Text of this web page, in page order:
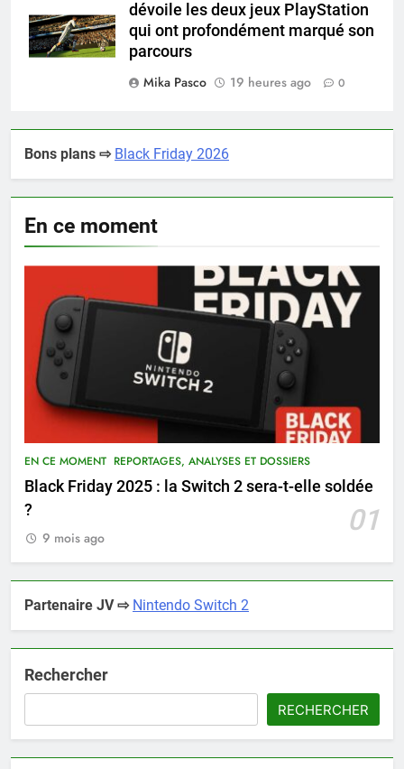
dévoile les deux jeux PlayStation
qui ont profondément marqué son
parcours
Mika Pasco
19 heures ago 0
Bons plans ⇨ Black Friday 2026
En ce moment
EN CE MOMENT REPORTAGES, ANALYSES ET DOSSIERS
Black Friday 2025 : la Switch 2 sera-t-elle soldée
?
01
9 mois ago
Partenaire JV ⇨ Nintendo Switch 2
Rechercher
RECHERCHER